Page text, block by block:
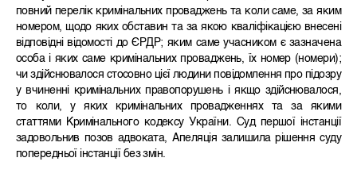
повний перелік кримінальних проваджень та коли саме, за яким
номером, щодо яких обставин та за якою кваліфікацією внесені
відповідні відомості до ЄРДР; яким саме учасником є зазначена
особа і яких саме кримінальних проваджень, їх номер (номери);
чи здійснювалося стосовно цієї людини повідомлення про підозру
у вчиненні кримінальних правопорушень і якщо здійснювалося,
то коли, у яких кримінальних провадженнях та за якими
статтями Кримінального кодексу України. Суд першої інстанції
задовольнив позов адвоката, Апеляція залишила рішення суду
попередньої інстанції без змін.